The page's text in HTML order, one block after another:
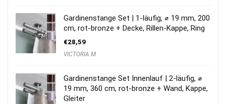
Gardinenstange Set | 1-läufig, ⌀ 19 mm, 200
cm, rot-bronze + Decke, Rillen-Kappe, Ring
€28,59
VICTORIA M
Gardinenstange Set Innenlauf | 2-läufig, ⌀
19 mm, 360 cm, rot-bronze + Wand, Kappe,
Gleiter